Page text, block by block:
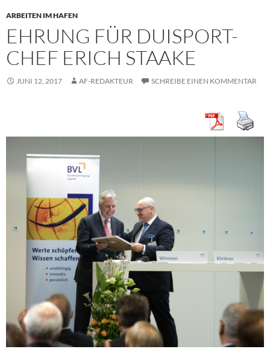
ARBEITEN IM HAFEN
EHRUNG FÜR DUISPORT-
CHEF ERICH STAAKE
JUNI 12, 2017 AF-REDAKTEUR SCHREIBE EINEN KOMMENTAR